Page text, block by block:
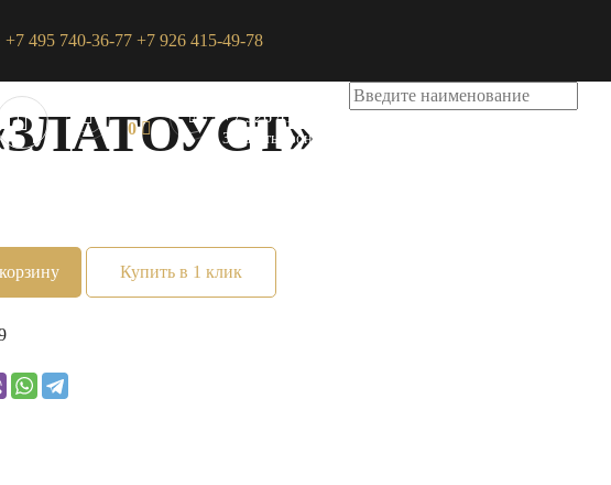
+7 495 740-36-77 +7 926 415-49-78
0
+7 926 415-49-78
Заказать звонок
Купить в 1 клик